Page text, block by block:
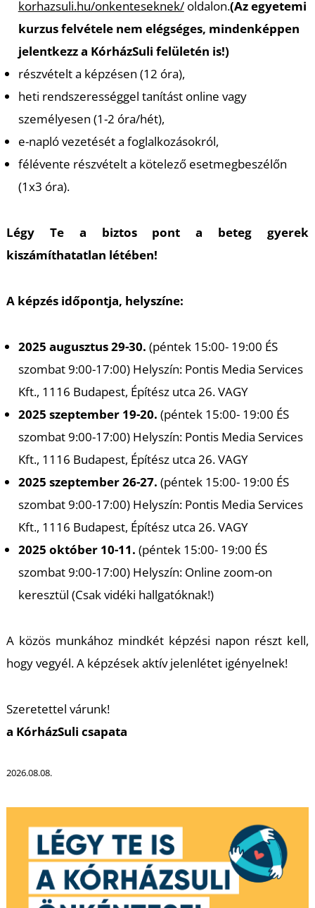
korhazsuli.hu/onkenteseknek/oldalon.(Az egyetemi
kurzus felvétele nem elégséges, mindenképpen
jelentkezz a KórházSuli felületén is!)
részvételt a képzésen (12 óra),
heti rendszerességgel tanítást online vagy
személyesen (1-2 óra/hét),
e-napló vezetését a foglalkozásokról,
félévente részvételt a kötelező esetmegbeszélőn
(1x3 óra).
Légy Te a biztos pont a beteg gyerek
kiszámíthatatlan létében!
A képzés időpontja, helyszíne:
2025 augusztus 29-30. (péntek 15:00- 19:00 ÉS
szombat 9:00-17:00) Helyszín: Pontis Media Services
Kft., 1116 Budapest, Építész utca 26. VAGY
2025 szeptember 19-20. (péntek 15:00- 19:00 ÉS
szombat 9:00-17:00) Helyszín: Pontis Media Services
Kft., 1116 Budapest, Építész utca 26. VAGY
2025 szeptember 26-27. (péntek 15:00- 19:00 ÉS
szombat 9:00-17:00) Helyszín: Pontis Media Services
Kft., 1116 Budapest, Építész utca 26. VAGY
2025 október 10-11. (péntek 15:00- 19:00 ÉS
szombat 9:00-17:00) Helyszín: Online zoom-on
keresztül (Csak vidéki hallgatóknak!)
A közös munkához mindkét képzési napon részt kell,
hogy vegyél. A képzések aktív jelenlétet igényelnek!
Szeretettel várunk!
a KórházSuli csapata
2026.08.08.